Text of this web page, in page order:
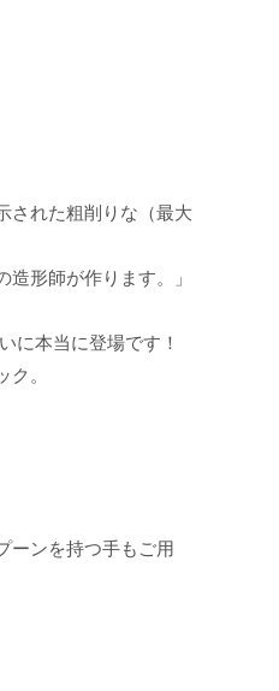
された粗削りな（最大
形師が作ります。」
に本当に登場です！
。
ーンを持つ手もご用